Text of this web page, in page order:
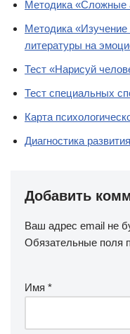
Методика «Сложные
Методика
литературы на
Тест «Нарисуй
Тест специальных
Карта
Диагностика
Добавить
Ваш адрес email не
Обязательные поля
Имя *